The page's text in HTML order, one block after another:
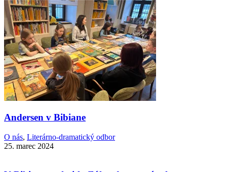
Andersen v Bibiane
O nás, Literárno-dramatický odbor
25. marec 2024